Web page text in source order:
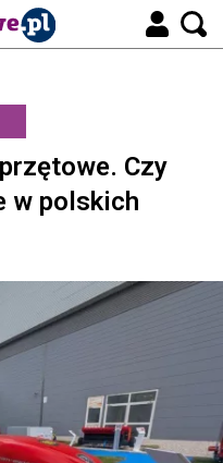
Czy
w polskich